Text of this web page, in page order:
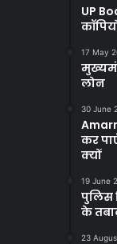
UP
17 May
लोन
30 June
कर
क्यों
19 June
पुलिस
के
23